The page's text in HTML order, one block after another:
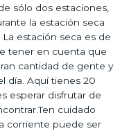
sólo dos estaciones,
la estación seca
La estación seca es de
tener en cuenta que
cantidad de gente y
día. Aquí tienes 20
esperar disfrutar de
cuidado
corriente puede ser